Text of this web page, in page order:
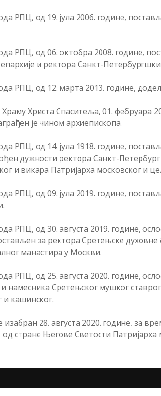
РПЦ, од 19. јула 2006. године,
РПЦ, од 06. октобра 2008. године,
и ректора Санкт-
РПЦ, од 12. марта 2013. године,
Христа Спаситеља, 01. фебруара
је чином архиепископа.
РПЦ, од 14. јула 1918. године,
дужности ректора Санкт-
и викара Патријарха московског и
РПЦ, од 09. јула 2019. године,
РПЦ, од 30. августа 2019. године,
за ректора Сретењске духовне
манастира у Москви.
РПЦ, од 25. августа 2020. године,
и намесника Сретењског мушког
и кашинског.
28. августа 2020. године, за
стране Његове Светости Патријарха